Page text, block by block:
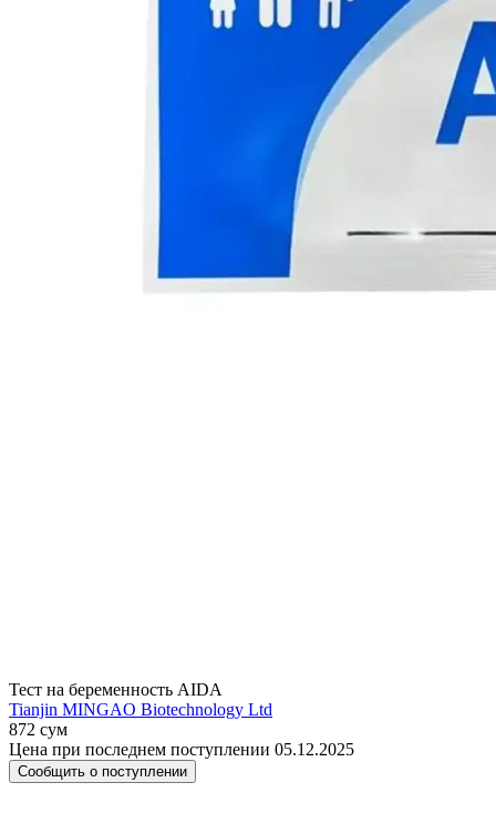
Тест на беременность AIDA
Tianjin MINGAO Biotechnology Ltd
872 сум
Цена при последнем поступлении 05.12.2025
Сообщить о поступлении